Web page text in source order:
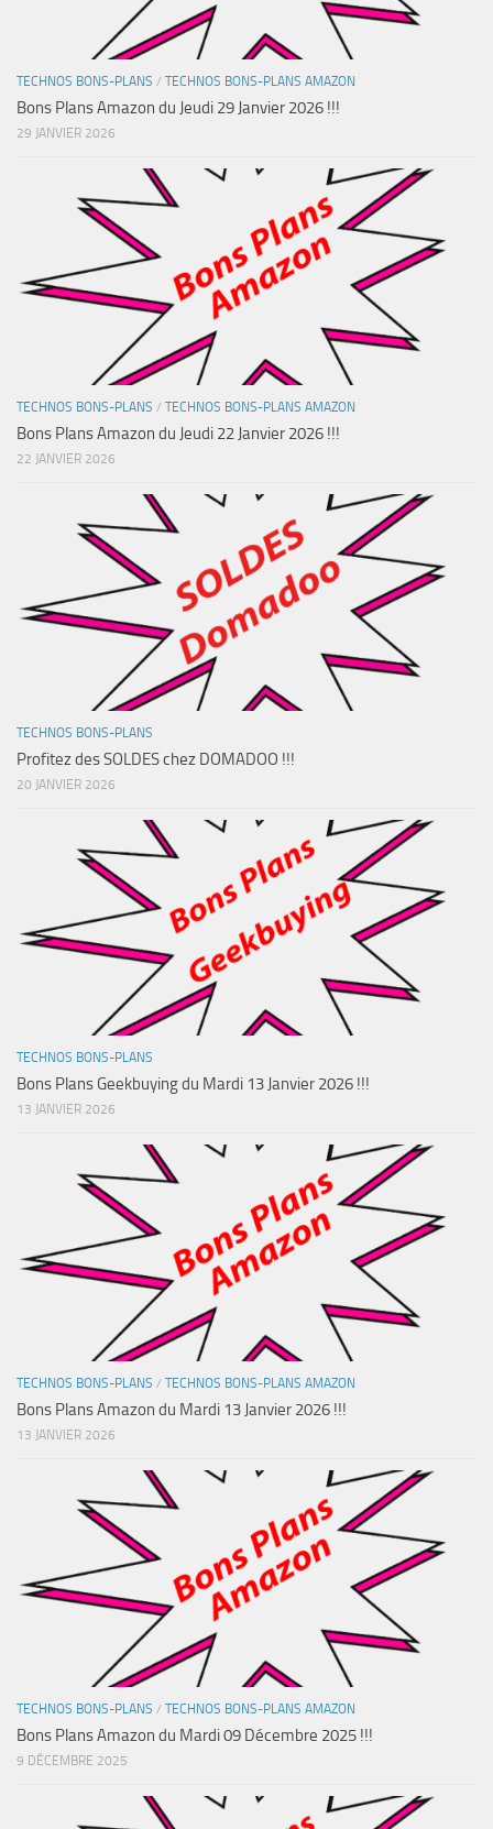
TECHNOS BONS-PLANS / TECHNOS BONS-PLANS AMAZON
Bons Plans Amazon du Jeudi 29 Janvier 2026 !!!
29 JANVIER 2026
TECHNOS BONS-PLANS / TECHNOS BONS-PLANS AMAZON
Bons Plans Amazon du Jeudi 22 Janvier 2026 !!!
22 JANVIER 2026
TECHNOS BONS-PLANS
Profitez des SOLDES chez DOMADOO !!!
20 JANVIER 2026
TECHNOS BONS-PLANS
Bons Plans Geekbuying du Mardi 13 Janvier 2026 !!!
13 JANVIER 2026
TECHNOS BONS-PLANS / TECHNOS BONS-PLANS AMAZON
Bons Plans Amazon du Mardi 13 Janvier 2026 !!!
13 JANVIER 2026
TECHNOS BONS-PLANS / TECHNOS BONS-PLANS AMAZON
Bons Plans Amazon du Mardi 09 Décembre 2025 !!!
9 DÉCEMBRE 2025